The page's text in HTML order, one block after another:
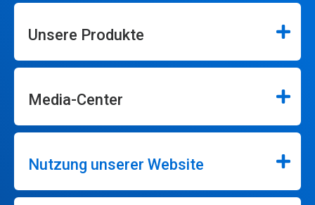
Unsere Produkte
Media-Center
Nutzung unserer Website